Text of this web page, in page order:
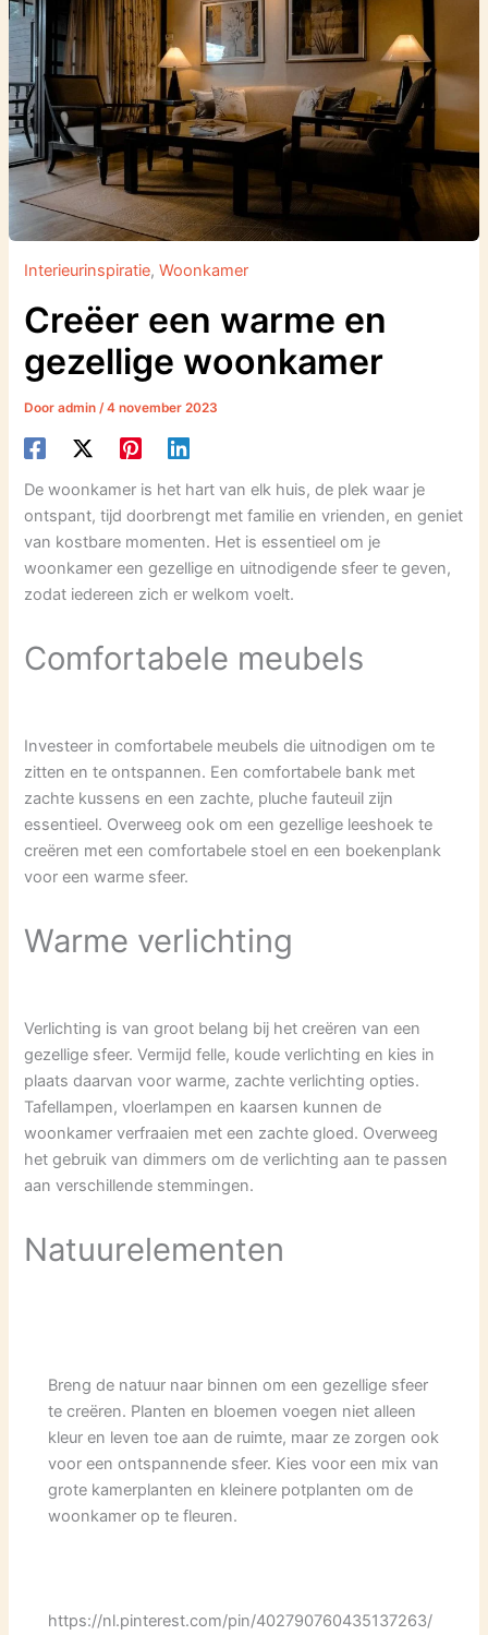
Interieurinspiratie,Woonkamer
Creëer een warme en
gezellige woonkamer
Dooradmin/4 november 2023
De woonkamer is het hart van elk huis, de plek waar je
ontspant, tijd doorbrengt met familie en vrienden, en geniet
van kostbare momenten. Het is essentieel om je
woonkamer een gezellige en uitnodigende sfeer te geven,
zodat iedereen zich er welkom voelt.
Comfortabele meubels
Investeer in comfortabele meubels die uitnodigen om te
zitten en te ontspannen. Een comfortabele bank met
zachte kussens en een zachte, pluche fauteuil zijn
essentieel. Overweeg ook om een gezellige leeshoek te
creëren met een comfortabele stoel en een boekenplank
voor een warme sfeer.
Warme verlichting
Verlichting is van groot belang bij het creëren van een
gezellige sfeer. Vermijd felle, koude verlichting en kies in
plaats daarvan voor warme, zachte verlichting opties.
Tafellampen, vloerlampen en kaarsen kunnen de
woonkamer verfraaien met een zachte gloed. Overweeg
het gebruik van dimmers om de verlichting aan te passen
aan verschillende stemmingen.
Natuurelementen
Breng de natuur naar binnen om een gezellige sfeer
te creëren. Planten en bloemen voegen niet alleen
kleur en leven toe aan de ruimte, maar ze zorgen ook
voor een ontspannende sfeer. Kies voor een mix van
grote kamerplanten en kleinere potplanten om de
woonkamer op te fleuren.
https://nl.pinterest.com/pin/402790760435137263/